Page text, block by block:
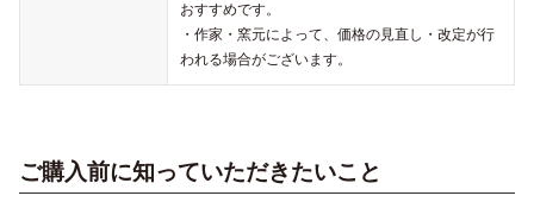
おすすめです。
・作家・窯元によって、価格の見直し・改定が行
われる場合がございます。
ご購入前に知っていただきたいこと